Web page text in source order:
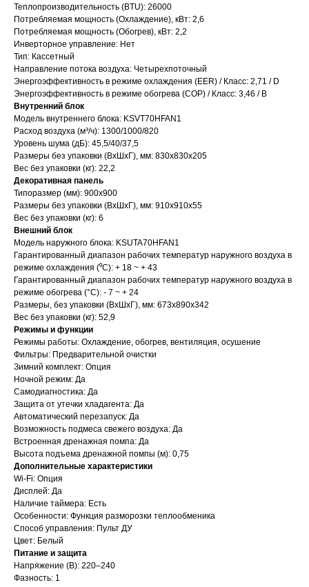
Теплопроизводительность (BTU): 26000
Потребляемая мощность (Охлаждение), кВт: 2,6
Потребляемая мощность (Обогрев), кВт: 2,2
Инверторное управление: Нет
Тип: Кассетный
Направление потока воздуха: Четырехпоточный
Энергоэффективность в режиме охлаждения (EER) / Класс: 2,71 / D
Энергоэффективность в режиме обогрева (COP) / Класс: 3,46 / В
Внутренний блок
Модель внутреннего блока: KSVT70HFAN1
Расход воздуха (м³/ч): 1300/1000/820
Уровень шума (дБ): 45,5/40/37,5
Размеры без упаковки (ВхШхГ), мм: 830х830х205
Вес без упаковки (кг): 22,2
Декоративная панель
Типоразмер (мм): 900х900
Размеры без упаковки (ВхШхГ), мм: 910х910х55
Вес без упаковки (кг): 6
Внешний блок
Модель наружного блока: KSUTA70HFAN1
Гарантированный диапазон рабочих температур наружного воздуха в
режиме охлаждения (⁰С): + 18 ~ + 43
Гарантированный диапазон рабочих температур наружного воздуха в
режиме обогрева (°С): - 7 ~ + 24
Размеры, без упаковки (ВхШхГ), мм: 673х890х342
Вес без упаковки (кг): 52,9
Режимы и функции
Режимы работы: Охлаждение, обогрев, вентиляция, осушение
Фильтры: Предварительной очистки
Зимний комплект: Опция
Ночной режим: Да
Самодиагностика: Да
Защита от утечки хладагента: Да
Автоматический перезапуск: Да
Возможность подмеса свежего воздуха: Да
Встроенная дренажная помпа: Да
Высота подъема дренажной помпы (м): 0,75
Дополнительные характеристики
Wi-Fi: Опция
Дисплей: Да
Наличие таймера: Есть
Особенности: Функция разморозки теплообменика
Способ управления: Пульт ДУ
Цвет: Белый
Питание и защита
Напряжение (В): 220–240
Фазность: 1